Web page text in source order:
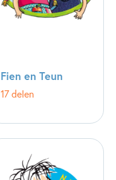
Fien en Teun
17 delen